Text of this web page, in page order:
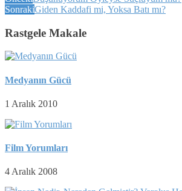
SonrakiGiden Kaddafi mi, Yoksa Batı mı?
Rastgele Makale
Medyanın Gücü
1 Aralık 2010
Film Yorumları
4 Aralık 2008